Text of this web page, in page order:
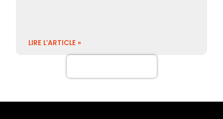
LIRE L’ARTICLE »